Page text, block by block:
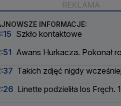
INFORMACJE:
Szkło kontaktowe
Awans Hurkacza. Pokonał
Takich zdjęć nigdy
Linette podzieliła los Fręch.